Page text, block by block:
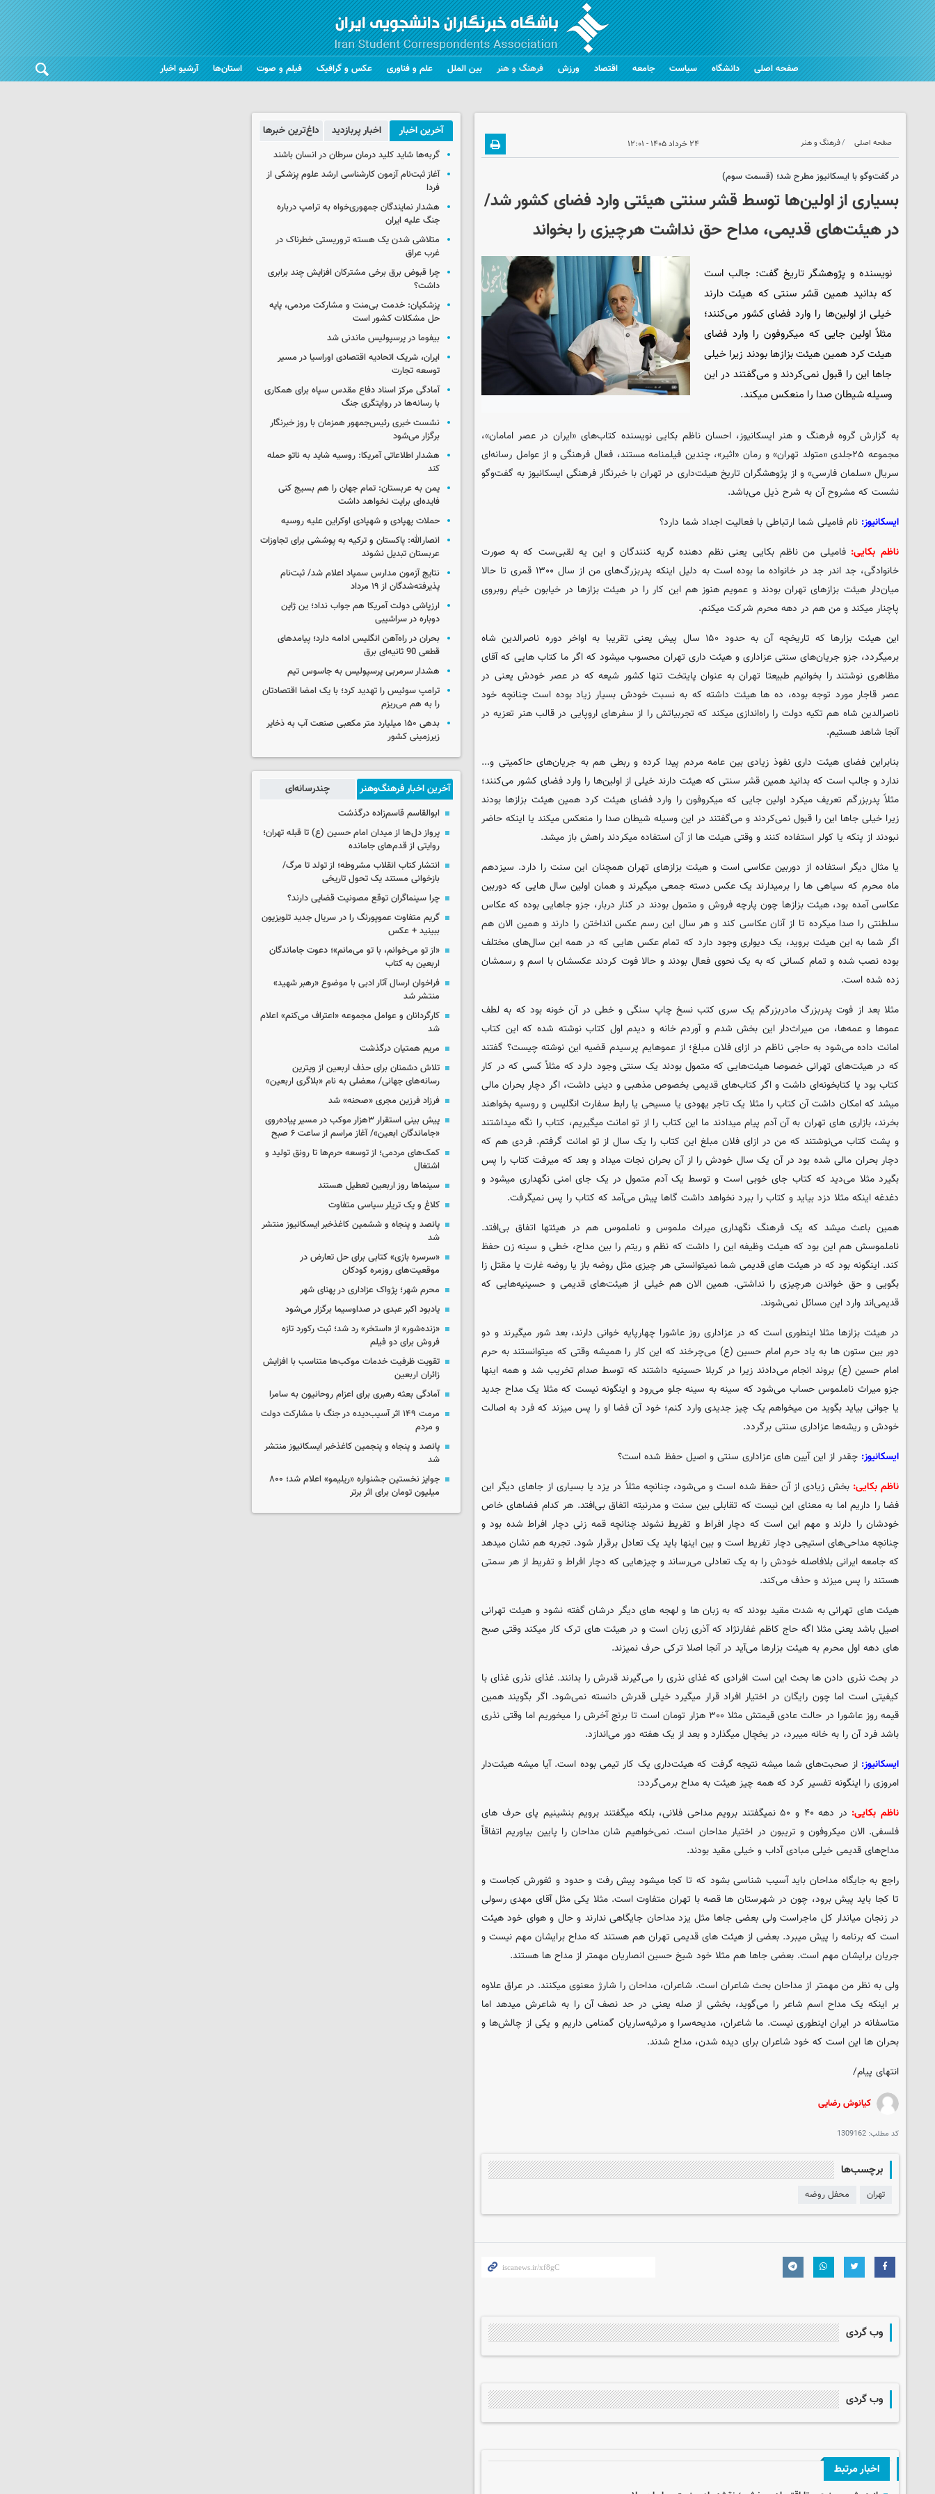
صفحه اصلی دانشگاه سیاست جامعه اقتصاد ورزش فرهنگ و هنر بین الملل علم و فناوری عکس و گرافیک فیلم و صوت استان‌ها آرشیو اخبار
صفحه اصلی فرهنگ و هنر ۲۴ خرداد ۱۴۰۵ - ۱۲:۰۱
در گفت‌وگو با ایسکانیوز مطرح شد؛ (قسمت سوم)
بسیاری از اولین‌ها توسط قشر سنتی هیئتی وارد فضای کشور شد/
در هیئت‌های قدیمی، مداح حق نداشت هرچیزی را بخواند
نویسنده و پژوهشگر تاریخ گفت: جالب است
که بدانید همین قشر سنتی که هیئت دارند
خیلی از اولین‌ها را وارد فضای کشور می‌کنند؛
مثلاً اولین جایی که میکروفون را وارد فضای
هیئت کرد همین هیئت بزازها بودند زیرا خیلی
جاها این را قبول نمی‌کردند و می‌گفتند در این
وسیله شیطان صدا را منعکس میکند.
به گزارش گروه فرهنگ و هنر ایسکانیوز، احسان ناظم بکایی نویسنده کتاب‌های «ایران در عصر امامان»،
مجموعه ۲۵جلدی «متولد تهران» و رمان «اثیر»، چندین فیلمنامه مستند، فعال فرهنگی و از عوامل رسانه‌ای
سریال «سلمان فارسی» و از پژوهشگران تاریخ هیئت‌داری در تهران با خبرنگار فرهنگی ایسکانیوز به گفت‌وگو
نشست که مشروح آن به شرح ذیل می‌باشد.
ایسکانیوز: نام فامیلی شما ارتباطی با فعالیت اجداد شما دارد؟
ناظم بکایی: فامیلی من ناظم بکایی یعنی نظم دهنده گریه کنندگان و این یه لقبی‌ست که به صورت
خانوادگی، جد اندر جد در خانواده ما بوده است به دلیل اینکه پدربزرگ‌های من از سال ۱۳۰۰ قمری تا حالا
میان‌دار هیئت بزازهای تهران بودند و عمویم هنوز هم این کار را در هیئت بزازها در خیابون خیام روبروی
پاچنار میکند و من هم در دهه محرم شرکت میکنم.
این هیئت‌ بزارها که تاریخچه آن به حدود ۱۵۰ سال پیش یعنی تقریبا به اواخر دوره ناصرالدین شاه
برمیگردد، جزو جریان‌های سنتی عزاداری و هیئت داری تهران محسوب میشود که اگر ما کتاب هایی که آقای
مظاهری نوشتند را بخوانیم طبیعتا تهران به عنوان پایتخت تنها کشور شیعه که در عصر خودش یعنی در
عصر قاجار مورد توجه بوده، ده ها هیئت داشته که به نسبت خودش بسیار زیاد بوده است چنانچه خود
ناصرالدین شاه هم تکیه دولت را راه‌اندازی میکند که تجربیاتش را از سفرهای اروپایی در قالب هنر تعزیه در
آنجا شاهد هستیم.
بنابراین فضای هیئت داری نفوذ زیادی بین عامه مردم پیدا کرده و ربطی هم به جریان‌های حاکمیتی و...
ندارد و جالب است که بدانید همین قشر سنتی که هیئت دارند خیلی از اولین‌ها را وارد فضای کشور می‌کنند؛
مثلاً پدربزرگم تعریف میکرد اولین جایی که میکروفون را وارد فضای هیئت کرد همین هیئت بزازها بودند
زیرا خیلی جاها این را قبول نمی‌کردند و می‌گفتند در این وسیله شیطان صدا را منعکس میکند یا اینکه حاضر
نبودند از پنکه یا کولر استفاده کنند و وقتی هیئت ها از آن استفاده میکردند راهش باز میشد.
یا مثال دیگر استفاده از دوربین عکاسی است و هیئت بزازهای تهران همچنان این سنت را دارد. سیزدهم
ماه محرم که سیاهی ها را برمیدارند یک عکس دسته جمعی میگیرند و همان اولین سال هایی که دوربین
عکاسی آمده بود، هیئت بزازها چون پارچه فروش و متمول بودند در کنار دربار، جزو جاهایی بوده که عکاس
سلطنتی را صدا میکرده تا از آنان عکاسی کند و هر سال این رسم عکس انداختن را دارند و همین الان هم
اگر شما به این هیئت بروید، یک دیواری وجود دارد که تمام عکس هایی که در همه این سال‌های مختلف
بوده نصب شده و تمام کسانی که به یک نحوی فعال بودند و حالا فوت کردند عکسشان با اسم و رسمشان
زده شده است.
مثلا بعد از فوت پدربزرگ مادربزرگم یک سری کتب نسخ چاپ سنگی و خطی در آن خونه بود که به لطف
عموها و عمه‌ها، من میراث‌دار این بخش شدم و آوردم خانه و دیدم اول کتاب نوشته شده که این کتاب
امانت داده می‌شود به حاجی ناظم در ازای فلان مبلغ؛ از عموهایم پرسیدم قضیه این نوشته چیست؟ گفتند
که در هیئت‌های تهرانی خصوصا هیئت‌هایی که متمول بودند یک سنتی وجود دارد که مثلاً کسی که در کار
کتاب بود یا کتابخونه‌ای داشت و اگر کتاب‌های قدیمی بخصوص مذهبی و دینی داشت، اگر دچار بحران مالی
میشد که امکان داشت آن کتاب را مثلا یک تاجر یهودی یا مسیحی یا رابط سفارت انگلیس و روسیه بخواهند
بخرند، بازاری های تهران به آن آدم پیام میدادند ما این کتاب را از تو امانت میگیریم، کتاب را نگه میداشتند
و پشت کتاب می‌نوشتند که من در ازای فلان مبلغ این کتاب را یک سال از تو امانت گرفتم. فردی هم که
دچار بحران مالی شده بود در آن یک سال خودش را از آن بحران نجات میداد و بعد که میرفت کتاب را پس
بگیرد مثلا می‌دید که کتاب جای خوبی است و توسط یک آدم متمول در یک جای امنی نگهداری میشود و
دغدغه اینکه مثلا دزد بیاید و کتاب را ببرد نخواهد داشت گاها پیش می‌آمد که کتاب را پس نمیگرفت.
همین باعث میشد که یک فرهنگ نگهداری میراث ملموس و ناملموس هم در هیئتها اتفاق بی‌افتد.
ناملموسش هم این بود که هیئت وظیفه این را داشت که نظم و ریتم را بین مداح، خطی و سینه زن حفظ
کند. اینگونه بود که در هیئت های قدیمی شما نمیتوانستی هر چیزی مثل روضه باز یا روضه غارت یا مقتل زا
بگویی و حق خواندن هرچیزی را نداشتی. همین الان هم خیلی از هیئت‌های قدیمی و حسینیه‌هایی که
قدیمی‌اند وارد این مسائل نمی‌شوند.
در هیئت بزازها مثلا اینطوری است که در عزاداری روز عاشورا چهارپایه خوانی دارند، بعد شور میگیرند و دو
دور بین ستون ها به یاد حرم امام حسین (ع) می‌چرخند که این کار را همیشه وقتی که میتوانستند به حرم
امام حسین (ع) بروند انجام می‌دادند زیرا در کربلا حسینیه داشتند که توسط صدام تخریب شد و همه اینها
جزو میراث ناملموس حساب می‌شود که سینه به سینه جلو می‌رود و اینگونه نیست که مثلا یک مداح جدید
یا جوانی بیاید بگوید من میخواهم یک چیز جدیدی وارد کنم؛ خود آن فضا او را پس میزند که فرد به اصالت
خودش و ریشه‌ها عزاداری سنتی برگردد.
ایسکانیوز: چقدر از این آیین های عزاداری سنتی و اصیل حفظ شده است؟
ناظم بکایی: بخش زیادی از آن حفظ شده است و می‌شود، چنانچه مثلاً در یزد یا بسیاری از جاهای دیگر این
فضا را داریم اما به معنای این نیست که تقابلی بین سنت و مدرنیته اتفاق بی‌افتد. هر کدام فضاهای خاص
خودشان را دارند و مهم این است که دچار افراط و تفریط نشوند چنانچه قمه زنی دچار افراط شده بود و
چنانچه مداحی‌های استیجی دچار تفریط است و بین اینها باید یک تعادل برقرار شود. تجربه هم نشان میدهد
که جامعه ایرانی بلافاصله خودش را به یک تعادلی می‌رساند و چیزهایی که دچار افراط و تفریط از هر سمتی
هستند را پس میزند و حذف می‌کند.
هیئت های تهرانی به شدت مقید بودند که به زبان ها و لهجه های دیگر درشان گفته نشود و هیئت تهرانی
اصیل باشد یعنی مثلا اگه حاج کاظم غفارنژاد که آذری زبان است و در هیئت های ترک کار میکند وقتی صبح
های دهه اول محرم به هیئت بزارها می‌آید در آنجا اصلا ترکی حرف نمیزند.
در بحث نذری دادن ها بحث این است افرادی که غذای نذری را می‌گیرند قدرش را بدانند. غذای نذری غذای با
کیفیتی است اما چون رایگان در اختیار افراد قرار میگیرد خیلی قدرش دانسته نمی‌شود. اگر بگویند همین
قیمه روز عاشورا در حالت عادی قیمتش مثلا ۳۰۰ هزار تومان است تا برنج آخرش را میخوریم اما وقتی نذری
باشد فرد آن را به خانه میبرد، در یخچال میگذارد و بعد از یک هفته دور می‌اندازد.
ایسکانیوز: از صحبت‌های شما میشه نتیجه گرفت که هیئت‌داری یک کار تیمی بوده است. آیا میشه هیئت‌دار
امروزی را اینگونه تفسیر کرد که همه چیز هیئت به مداح برمی‌گردد:
ناظم بکایی:
در دهه ۴۰ و ۵۰ نمیگفتند برویم مداحی فلانی، بلکه میگفتند برویم بنشینیم پای حرف های
فلسفی. الان میکروفون و تریبون در اختیار مداحان است. نمی‌خواهیم شان مداحان را پایین بیاوریم اتفاقاً
مداح‌های قدیمی خیلی مبادی آداب و خیلی مقید بودند.
راجع به جایگاه مداحان باید آسیب شناسی بشود که تا کجا میشود پیش رفت و حدود و ثغورش کجاست و
تا کجا باید پیش برود، چون در شهرستان ها قصه با تهران متفاوت است. مثلا یکی مثل آقای مهدی رسولی
در زنجان میاندار کل ماجراست ولی بعضی جاها مثل یزد مداحان جایگاهی ندارند و حال و هوای خود هیئت
است که برنامه را پیش میبرد. بعضی از هیئت های قدیمی تهران هم هستند که مداح برایشان مهم نیست و
جریان برایشان مهم است. بعضی جاها هم مثلا خود شیخ حسین انصاریان مهمتر از مداح ها هستند.
ولی به نظر من مهمتر از مداحان بحث شاعران است. شاعران، مداحان را شارژ معنوی میکنند. در عراق علاوه
بر اینکه یک مداح اسم شاعر را می‌گوید، بخشی از صله یعنی در حد نصف آن را به شاعرش میدهد اما
متاسفانه در ایران اینطوری نیست. ما شاعران، مدیحه‌سرا و مرثیه‌ساریان گمنامی داریم و یکی از چالش‌ها و
بحران ها این است که خود شاعران برای دیده شدن، مداح شدند.
انتهای پیام/
کیانوش رضایی
کد مطلب: 1309162
برچسب‌ها
تهران محفل روضه
وب گردی
وب گردی
اخبار مرتبط
آخرین اخبار اخبار پربازدید داغ‌ترین خبرها
گربه‌ها شاید کلید درمان سرطان در انسان باشند
آغاز ثبت‌نام‌ آزمون کارشناسی ارشد علوم پزشکی از
فردا
هشدار نمایندگان جمهوری‌خواه به ترامپ درباره
جنگ علیه ایران
متلاشی شدن یک هسته تروریستی خطرناک در
غرب عراق
چرا قبوض برق برخی مشترکان افزایش چند برابری
داشت؟
پزشکیان: خدمت بی‌منت و مشارکت مردمی، پایه
حل مشکلات کشور است
بیفوما در پرسپولیس ماندنی شد
ایران، شریک اتحادیه اقتصادی اوراسیا در مسیر
توسعه تجارت
آمادگی مرکز اسناد دفاع مقدس سپاه برای همکاری
با رسانه‌ها در روایتگری جنگ
نشست خبری رئیس‌جمهور همزمان با روز خبرنگار
برگزار می‌شود
هشدار اطلاعاتی آمریکا: روسیه شاید به ناتو حمله
کند
یمن به عربستان: تمام جهان را هم بسیج کنی
فایده‌ای برایت نخواهد داشت
حملات پهپادی و شهپادی اوکراین علیه روسیه
انصارالله: پاکستان و ترکیه به پوششی برای تجاوزات
عربستان تبدیل نشوند
نتایج آزمون مدارس سمپاد اعلام شد/ ثبت‌نام
پذیرفته‌شدگان از ۱۹ مرداد
ارزپاشی دولت آمریکا هم جواب نداد؛ ین ژاپن
دوباره در سراشیبی
بحران در راه‌آهن انگلیس ادامه دارد؛ پیامدهای
قطعی 90 ثانیه‌ای برق
هشدار سرمربی پرسپولیس به جاسوس تیم
ترامپ سوئیس را تهدید کرد؛ با یک امضا اقتصادتان
را به هم می‌ریزم
بدهی ۱۵۰ میلیارد متر مکعبی صنعت آب به ذخایر
زیرزمینی کشور
آخرین اخبار فرهنگ‌وهنر چندرسانه‌ای
ابوالقاسم قاسم‌زاده درگذشت
پرواز دل‌ها از میدان امام حسین (ع) تا قبله تهران؛
روایتی از قدم‌های جامانده
انتشار کتاب انقلاب مشروطه؛ از تولد تا مرگ/
بازخوانی مستند یک تحول تاریخی
چرا سینماگران توقع مصونیت قضایی دارند؟
گریم متفاوت عموپورنگ را در سریال جدید تلویزیون
ببینید + عکس
«از تو می‌خوانم، با تو می‌مانم»؛ دعوت جاماندگان
اربعین به کتاب
فراخوان ارسال آثار ادبی با موضوع «رهبر شهید»
منتشر شد
کارگردانان و عوامل مجموعه «اعتراف می‌کنم» اعلام
شد
مریم همتیان درگذشت
تلاش دشمنان برای حذف اربعین از ویترین
رسانه‌های جهانی/ معضلی به نام «بلاگری اربعین»
فرزاد فرزین مجری «صحنه» شد
پیش بینی استقرار ۳هزار موکب در مسیر پیاده‌روی
«جاماندگان ابعین»/ آغاز مراسم از ساعت ۶ صبح
کمک‌های مردمی؛ از توسعه حرم‌ها تا رونق تولید و
اشتغال
سینماها روز اربعین تعطیل هستند
کلاغ و یک تریلر سیاسی متفاوت
پانصد و پنجاه و ششمین کاغذخبر ایسکانیوز منتشر
شد
«سرسره بازی» کتابی برای حل تعارض در
موقعیت‌های روزمره کودکان
محرم شهر؛ پژواک عزاداری در پهنای شهر
یادبود اکبر عبدی در صداوسیما برگزار می‌شود
«زنده‌شور» از «استخر» رد شد؛ ثبت رکورد تازه
فروش برای دو فیلم
تقویت ظرفیت خدمات موکب‌ها متناسب با افزایش
زائران اربعین
آمادگی بعثه رهبری برای اعزام روحانیون به سامرا
مرمت ۱۴۹ اثر آسیب‌دیده در جنگ با مشارکت دولت
و مردم
پانصد و پنجاه و پنجمین کاغذخبر ایسکانیوز منتشر
شد
جوایز نخستین جشنواره «ریلیمو» اعلام شد؛ ۸۰۰
میلیون تومان برای اثر برتر